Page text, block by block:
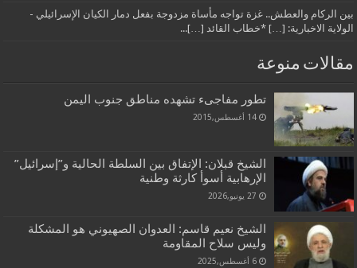
بين الركام والعطش.. غزة تواجه مأساة مزدوجة بفعل دمار الكيان الإسرائيلي -
الولاية الاخبارية: […] *خطاب القائد […]...
مقالات منوعة
تطور مفاجىء تشهده مناطق جنوب اليمن
14 أغسطس,2015
الشيخ قبلان: الإتفاق بين السلطة الحالية و”إسرائيل”
الإرهابية أسوأ كارثة وطنية
27 يونيو,2026
الشيخ نعيم قاسم: العدوان الصهيوني هو المشكلة
وليس سلاح المقاومة
6 أغسطس,2025